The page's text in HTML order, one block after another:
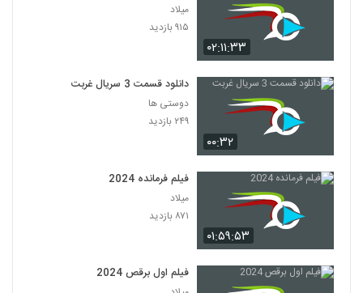
۰۲:۱۱:۳۳
میلاد
۹۱۵ بازدید
۰۰:۳۲
دانلود قسمت 3 سریال غربت
دوستی ها
۲۴۹ بازدید
۰۱:۵۹:۵۳
فیلم فرمانده 2024
میلاد
۸۷۱ بازدید
فیلم اول برقص 2024